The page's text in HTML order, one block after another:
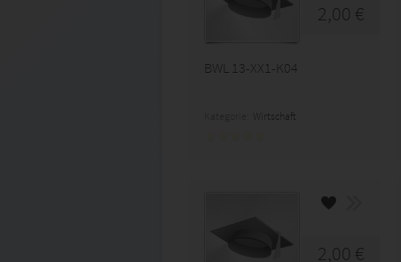
2,00 €
BWL 13-XX1-K04
Wirtschaft
2,00 €